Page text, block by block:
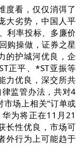
看，仅仅消弭了
大劣势，中国人平
利率投标、多廉价
购操做，证券之星
的护城河优良，企
正平、*ST亚振等
力优良，深交所共
监管办法，共对4
场上相关“订单或
为将正在11月21
长性优良，市场可
外行为上可能趋于